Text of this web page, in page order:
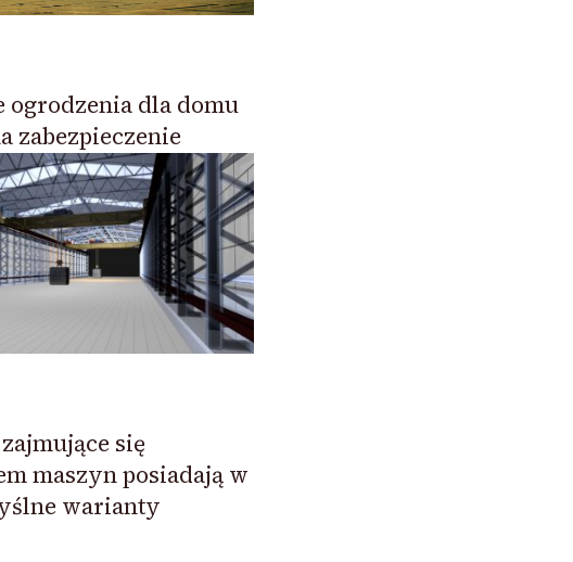
ogrodzenia dla domu
zabezpieczenie
się
maszyn posiadają w
warianty